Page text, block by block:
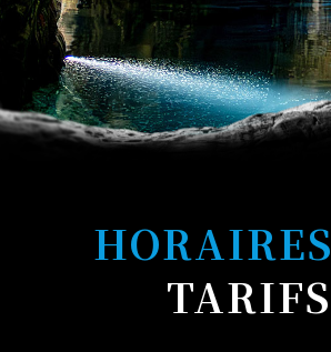
HORAIRES
TARIFS